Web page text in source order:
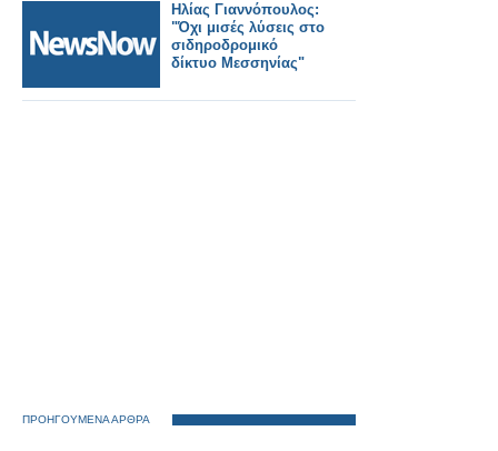
Ηλίας Γιαννόπουλος:
"Όχι μισές λύσεις στο
σιδηροδρομικό
δίκτυο Μεσσηνίας"
ΠΡΟΗΓΟΥΜΕΝΑ ΑΡΘΡΑ